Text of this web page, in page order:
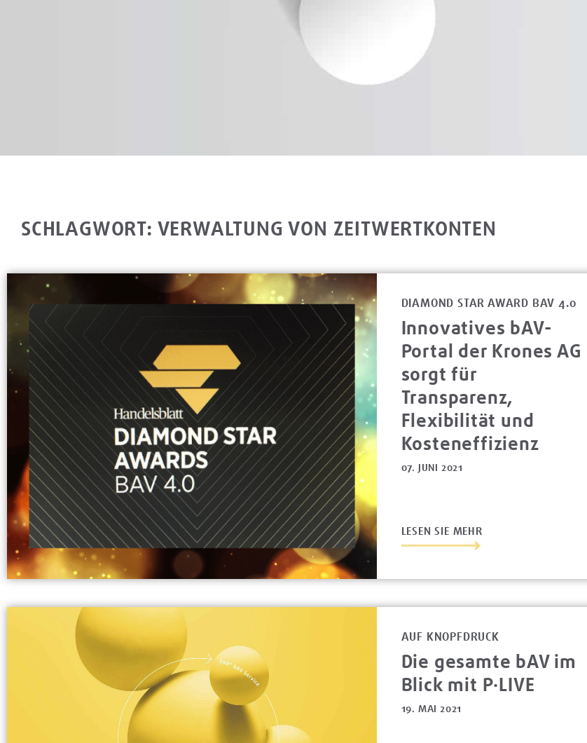
SCHLAGWORT: VERWALTUNG VON ZEITWERTKONTEN
DIAMOND STAR AWARD BAV 4.0
Innovatives bAV-
Portal der Krones AG
sorgt für
Transparenz,
Flexibilität und
Kosteneffizienz
07. JUNI 2021
LESEN SIE MEHR
AUF KNOPFDRUCK
Die gesamte bAV im
Blick mit P·LIVE
19. MAI 2021